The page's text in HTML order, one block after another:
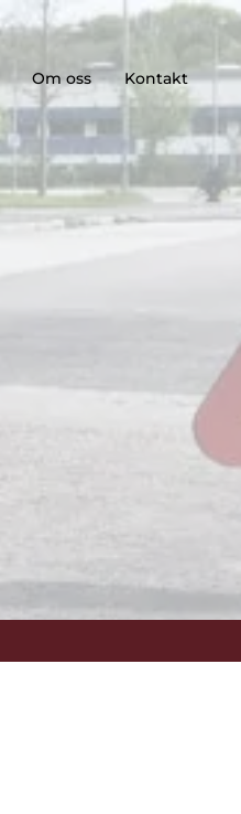
Om oss Kontakt